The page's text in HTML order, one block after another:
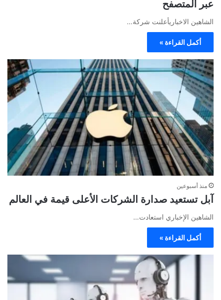
عبر المتصفح
الشاهين الاخباريأعلنت شركة…
أكمل القراءة »
منذ أسبوعين
آبل تستعيد صدارة الشركات الأعلى قيمة في العالم
الشاهين الإخباري استعادت…
أكمل القراءة »